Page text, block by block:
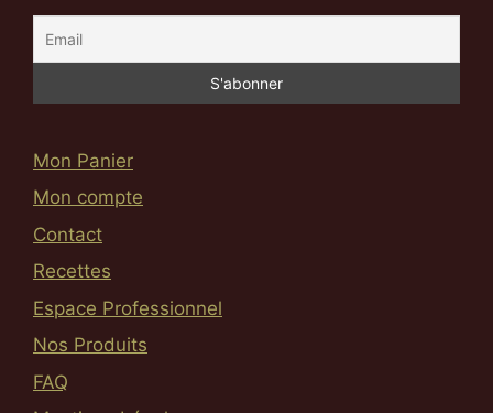
Mon Panier
Mon compte
Contact
Recettes
Espace Professionnel
Nos Produits
FAQ